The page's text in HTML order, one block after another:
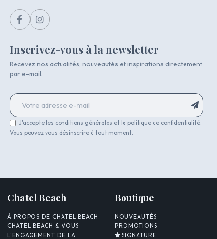
Inscrivez-vous à la newsletter
Recevez nos actualités, nouveautés et inspirations directement
par e-mail.
J'accepte les conditions générales et la politique de confidentialité.
Vous pouvez vous désinscrire à tout moment.
Chatel Beach
À PROPOS DE CHATEL BEACH
CHATEL BEACH & VOUS
L'ENGAGEMENT DE LA
Boutique
NOUVEAUTÉS
PROMOTIONS
SIGNATURE